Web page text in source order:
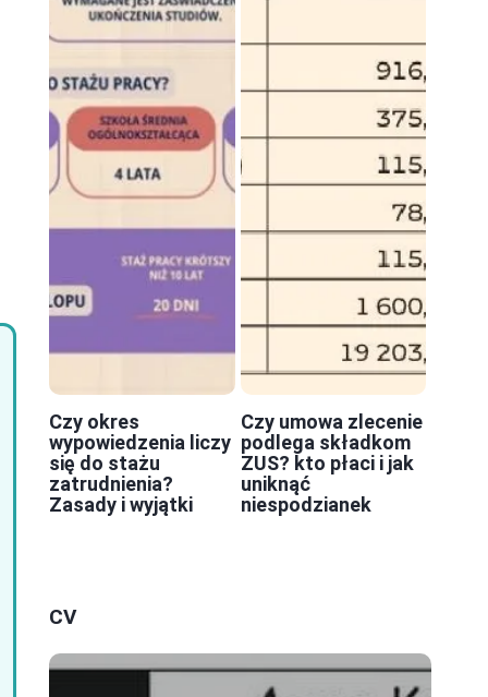
Czy okres
wypowiedzenia liczy
się do stażu
zatrudnienia?
Zasady i wyjątki
Czy umowa zlecenie
podlega składkom
ZUS? kto płaci i jak
uniknąć
niespodzianek
CV